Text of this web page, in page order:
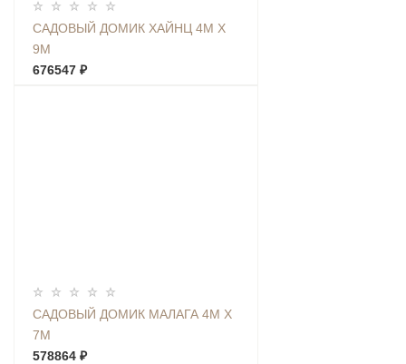
САДОВЫЙ ДОМИК ХАЙНЦ 4М Х
9М
676547 ₽
САДОВЫЙ ДОМИК МАЛАГА 4М Х
7М
578864 ₽